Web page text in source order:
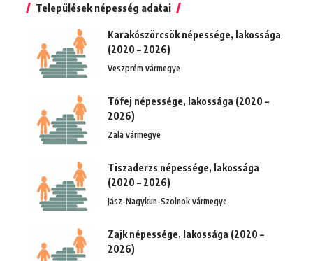
Települések népesség adatai
Karakószörcsök népessége, lakossága
(2020 – 2026)
Veszprém vármegye
Tófej népessége, lakossága (2020 –
2026)
Zala vármegye
Tiszaderzs népessége, lakossága
(2020 – 2026)
Jász-Nagykun-Szolnok vármegye
Zajk népessége, lakossága (2020 –
2026)